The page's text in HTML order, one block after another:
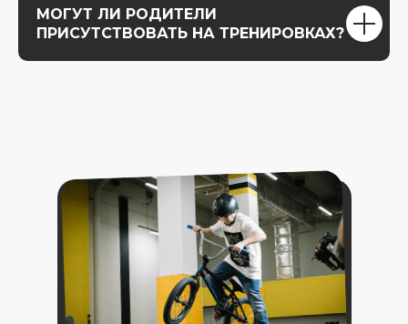
МОГУТ ЛИ РОДИТЕЛИ
ПРИСУТСТВОВАТЬ НА ТРЕНИРОВКАХ?